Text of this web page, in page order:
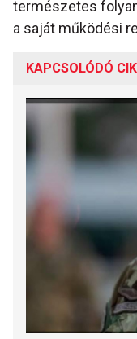
természetes
a saját működési
KAPCSOLÓDÓ